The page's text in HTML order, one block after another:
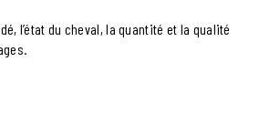
l’état du cheval, la quantité et la qualité